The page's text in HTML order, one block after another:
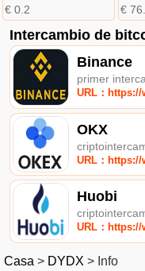
€ 0.2 €
Intercambio de
Binance
primer
URL：
OKX
URL：
Huobi
URL：
Casa > DYDX > Info